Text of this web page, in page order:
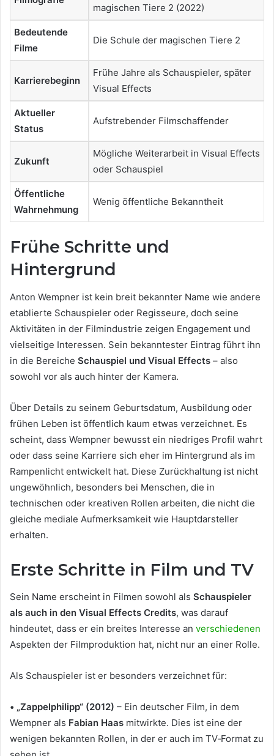
magischen Tiere 2 (2022)
Bedeutende
Filme
Die Schule der magischen Tiere 2
Karrierebeginn
Frühe Jahre als Schauspieler, später
Visual Effects
Aktueller
Status
Aufstrebender Filmschaffender
Zukunft
Mögliche Weiterarbeit in Visual Effects
oder Schauspiel
Öffentliche
Wahrnehmung
Wenig öffentliche Bekanntheit
Frühe Schritte und
Hintergrund
Anton Wempner ist kein breit bekannter Name wie andere
etablierte Schauspieler oder Regisseure, doch seine
Aktivitäten in der Filmindustrie zeigen Engagement und
vielseitige Interessen. Sein bekanntester Eintrag führt ihn
in die Bereiche Schauspiel und Visual Effects – also
sowohl vor als auch hinter der Kamera.
Über Details zu seinem Geburtsdatum, Ausbildung oder
frühen Leben ist öffentlich kaum etwas verzeichnet. Es
scheint, dass Wempner bewusst ein niedriges Profil wahrt
oder dass seine Karriere sich eher im Hintergrund als im
Rampenlicht entwickelt hat. Diese Zurückhaltung ist nicht
ungewöhnlich, besonders bei Menschen, die in
technischen oder kreativen Rollen arbeiten, die nicht die
gleiche mediale Aufmerksamkeit wie Hauptdarsteller
erhalten.
Erste Schritte in Film und TV
Sein Name erscheint in Filmen sowohl als Schauspieler
als auch in den Visual Effects Credits, was darauf
hindeutet, dass er ein breites Interesse an verschiedenen
Aspekten der Filmproduktion hat, nicht nur an einer Rolle.
Als Schauspieler ist er besonders verzeichnet für:
• „Zappelphilipp“ (2012) – Ein deutscher Film, in dem
Wempner als Fabian Haas mitwirkte. Dies ist eine der
wenigen bekannten Rollen, in der er auch im TV‑Format zu